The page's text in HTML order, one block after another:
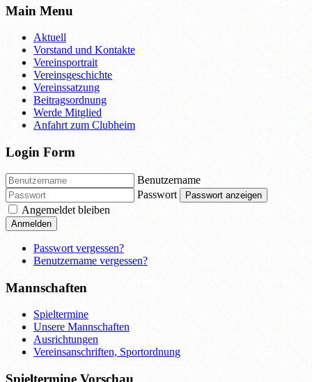
Main Menu
Aktuell
Vorstand und Kontakte
Vereinsportrait
Vereinsgeschichte
Vereinssatzung
Beitragsordnung
Werde Mitglied
Anfahrt zum Clubheim
Login Form
Benutzername
Passwort
Passwort anzeigen
Angemeldet bleiben
Anmelden
Passwort vergessen?
Benutzername vergessen?
Mannschaften
Spieltermine
Unsere Mannschaften
Ausrichtungen
Vereinsanschriften, Sportordnung
Spieltermine Vorschau